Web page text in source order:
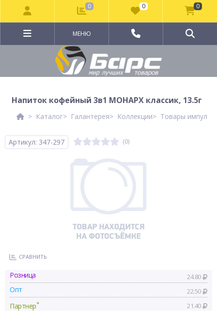
МЕНЮ
Напиток кофейный 3в1 МОНАРХ классик, 13.5г
Каталог Галантерея Коллекции Товары
Артикул: 347-297 (0)
СРАВНИТЬ
Розница 24.80
Опт 22.50
Партнер* 21.40
0 0 0